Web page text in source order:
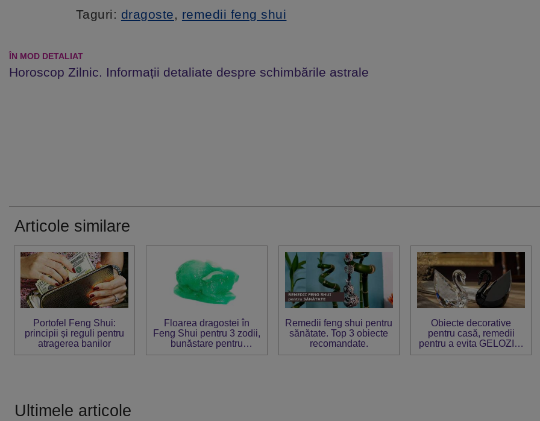
Taguri: dragoste, remedii feng shui
ÎN MOD DETALIAT
Horoscop Zilnic. Informații detaliate despre schimbările astrale
Articole similare
Portofel Feng Shui:
principii și reguli pentru
atragerea banilor
Floarea dragostei în
Feng Shui pentru 3 zodii,
bunăstare pentru
celelalte
Remedii feng shui pentru
sănătate. Top 3 obiecte
recomandate.
Obiecte decorative
pentru casă, remedii
pentru a evita GELOZIA,
infidelitatea
Ultimele articole